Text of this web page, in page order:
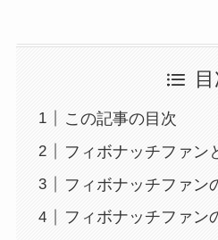
この記事の目次
フィボナッチファン
フィボナッチファン
フィボナッチファン